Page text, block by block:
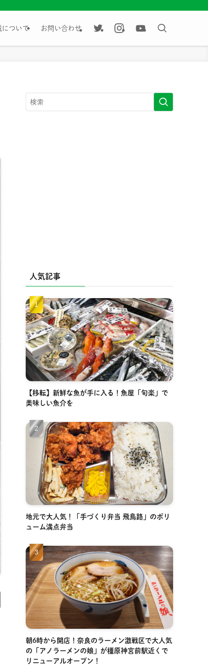
について お問い合わせ
人気記事
【移転】新鮮な魚が手に入る！魚屋「旬楽」で
美味しい魚介を
地元で大人気！「手づくり弁当 飛鳥路」のボリ
ューム満点弁当
朝6時から開店！奈良のラーメン激戦区で大人気
の「アノラーメンの娘」が橿原神宮前駅近くで
リニューアルオープン！